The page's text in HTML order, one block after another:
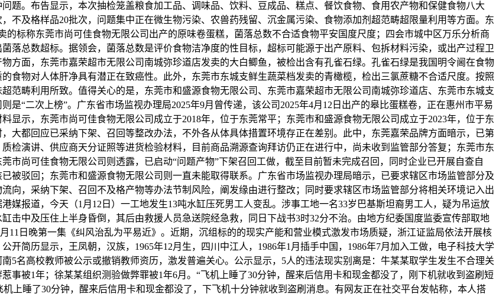
题。布告显示，本次抽检笼盖粮食加工品、调味品、饮料、豆成品、糕点、餐饮食物、食用农产物和保健食物八大
不及格样品20批次，问题集中正在微生物污染、农兽药残留、沉金属污染、食物添加剂超范畴超限量利用等方面。东
标称东莞市尚可佳食物无限公司出产的原味卷蛋糕，菌落总数不合适食物平安国度尺度；四会市城中区万乐分析商
落总数超标。据领会，菌落总数是评价食物洁净度的性目标，超标可能源于出产原料、包拆材料污染，或出产过程卫
方面，东莞市嘉荣超市无限公司南城弥珍道店发卖的大白鲫鱼，被检出含有孔雀石绿。孔雀石绿是我国明令阃在食物
食物对人体肝净具有潜正在致癌性。此外，东莞市东城支鲜生蔬菜档发卖的青橄榄，检出三氯蔗糖不合适尺度。按照
范畴利用所致。值得关心的是，东莞市和盛源食物无限公司、东莞市嘉荣超市无限公司南城弥珍道店、东莞市东城支
“二次上榜”。广东省市场监视办理局2025年9月曾传递，该公司2025年4月12日出产的皋比蛋糕卷，正在惠州市平易
显示，东莞市尚可佳食物无限公司成立于2018年，位于东莞常平；东莞市和盛源食物无限公司成立于2023年，位于东
大都回应已采纳下架、召回等整改办法，不外各从体具体措置环境存正在差别。此中，东莞嘉荣品牌方面暗示，已第
检演讲、供应商天分证照等进货检验材料，目前商品溯源查询拜访仍正在进行中，尚未收到监管部分答复；东莞市东
市尚可佳食物无限公司则透露，已启动“问题产物”下架召回工做，截至目前暂未完成召回，同时企业已开展自查自
被驳回；东莞市和盛源食物无限公司则一直未能取得联系。广东省市场监视办理局暗示，已要求辖区市场监管部分及
向，采纳下架、召回不及格产物等办法节制风险，阐发缘由进行整改；同时要求辖区市场监管部分将相关环境记入出
媒报道，今天（1月12日）一工地发生13吨水缸压死男工人变乱。涉事工地一名33岁巴基斯坦裔男工人，疑为吊运放
击中及压住上半身昏倒，其后由救援人员急送院经急救，同日下战书3时32分不治。由地方纪委国度监委宣传部取地
11日晚第一集《纠风治乱为平易近》。近期，沉组标的的现实产能和营业模式激发市场质疑，浙江证监局依法开展核
简历显示，王凤朝，汉族，1965年12月生，四川中江人，1986年1月插手中国，1986年7月加入工做，电子科技大学
5名高校教师被公示或撤销教师资历，激发普遍关心。公示显示，5人的违法现实别离是：牛某某取学生发生不合理关
事被1年；徐某某组织测验做弊罪被1年6月。“飞机上睡了30分钟，醒来后信用卡和现金都没了，刚下机就收到盗刷短
上睡了30分钟，醒来后信用卡和现金都没了，下飞机十分钟就收到盗刷消息。有网友正在社交平台发帖称，本人搭